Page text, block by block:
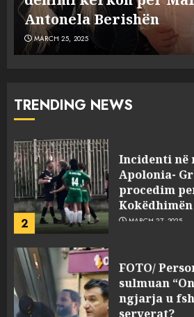
plagosën!
MARCH 25, 2025
TRENDING NEWS
MARCH 25, 2025
1
Punonjësja
pasuri të
2
Incidenti në
Apolonia-
procedim
Kokëdhimën
MARCH 27, 2025
FOTO/
sulmuan
ngjarja u
serverat?